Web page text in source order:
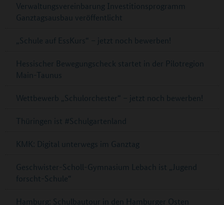
Verwaltungsvereinbarung Investitionsprogramm
Ganztagsausbau veröffentlicht
„Schule auf EssKurs“ – jetzt noch bewerben!
Hessischer Bewegungscheck startet in der Pilotregion
Main-Taunus
Wettbewerb „Schulorchester“ – jetzt noch bewerben!
Thüringen ist #Schulgartenland
KMK: Digital unterwegs im Ganztag
Geschwister-Scholl-Gymnasium Lebach ist „Jugend
forscht-Schule“
Hamburg: Schulbautour in den Hamburger Osten